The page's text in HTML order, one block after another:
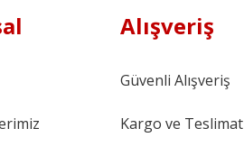
Alışveriş
Güvenli Alışveriş
Kargo ve Teslimat